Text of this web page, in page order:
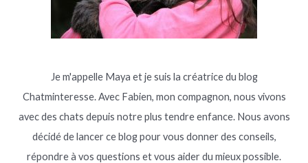
Je m'appelle Maya et je suis la créatrice du blog
Chatminteresse. Avec Fabien, mon compagnon, nous vivons
avec des chats depuis notre plus tendre enfance. Nous avons
décidé de lancer ce blog pour vous donner des conseils,
répondre à vos questions et vous aider du mieux possible.